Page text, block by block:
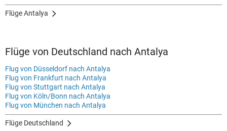
Flüge Antalya
Flüge von Deutschland nach Antalya
Flug von Düsseldorf nach Antalya
Flug von Frankfurt nach Antalya
Flug von Stuttgart nach Antalya
Flug von Köln/Bonn nach Antalya
Flug von München nach Antalya
Flüge Deutschland